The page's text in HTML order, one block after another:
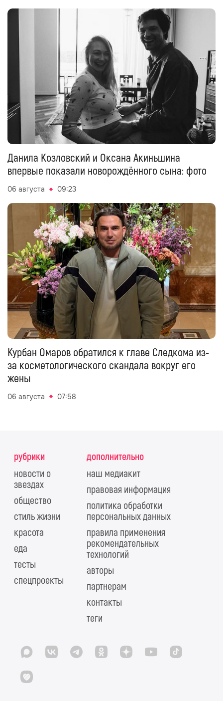
Данила Козловский и Оксана Акиньшина
впервые показали новорождённого сына: фото
06 августа 09:23
Курбан Омаров обратился к главе Следкома из-
за косметологического скандала вокруг его
жены
06 августа 07:58
рубрики
новости о
звездах
общество
стиль жизни
красота
еда
тесты
спецпроекты
дополнительно
наш медиакит
правовая информация
политика обработки
персональных данных
правила применения
рекомендательных
технологий
авторы
партнерам
контакты
теги